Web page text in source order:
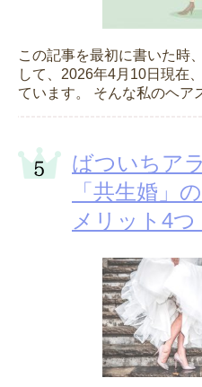
この記事を最初に書いた時
して、2026年4月10日現在
ています。 そんな私のヘア
ばついちア
「共生婚」
メリット4つ